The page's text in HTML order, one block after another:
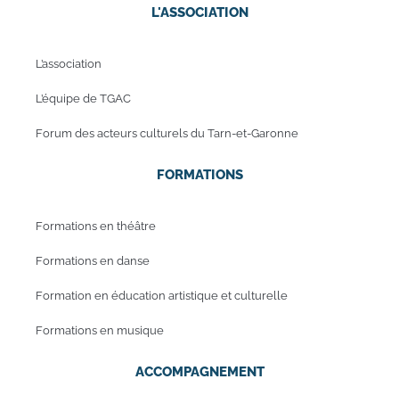
L'ASSOCIATION
L’association
L’équipe de TGAC
Forum des acteurs culturels du Tarn-et-Garonne
FORMATIONS
Formations en théâtre
Formations en danse
Formation en éducation artistique et culturelle
Formations en musique
ACCOMPAGNEMENT